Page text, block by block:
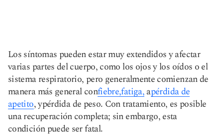
Los síntomas pueden estar muy extendidos y afectar
varias partes del cuerpo, como los ojos y los oídos o el
sistema respiratorio, pero generalmente comienzan de
manera más general confiebre,fatiga,apérdida de
apetito, ypérdida de peso. Con tratamiento, es posible
una recuperación completa; sin embargo, esta
condición puede ser fatal.